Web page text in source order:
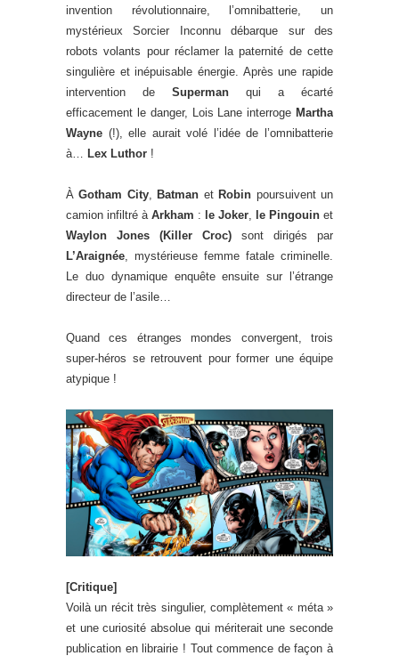
invention révolutionnaire, l’omnibatterie, un
mystérieux Sorcier Inconnu débarque sur des
robots volants pour réclamer la paternité de cette
singulière et inépuisable énergie. Après une rapide
intervention de Superman qui a écarté
efficacement le danger, Lois Lane interroge Martha
Wayne (!), elle aurait volé l’idée de l’omnibatterie
à…
Lex Luthor !
ÀGotham City, Batman et Robin poursuivent un
camion infiltré à Arkham : le Joker le Pingouin et
Waylon Jones (Killer Croc) sont dirigés par
L’Araignée , mystérieuse femme fatale criminelle.
Le duo dynamique enquête ensuite sur l’étrange
directeur de l’asile…
Quand ces étranges mondes convergent, trois
super-héros se retrouvent pour former une équipe
atypique !
[Critique]
Voilà un récit très singulier, complètement « méta »
et une curiosité absolue qui mériterait une seconde
publication en librairie ! Tout commence de façon à